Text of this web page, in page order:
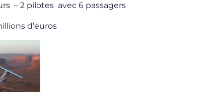
– 2 pilotes avec 6 passagers
d’euros